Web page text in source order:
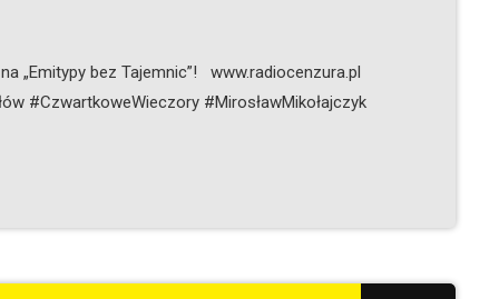
„Emitypy bez Tajemnic”! www.radiocenzura.pl
#CzwartkoweWieczory #MirosławMikołajczyk